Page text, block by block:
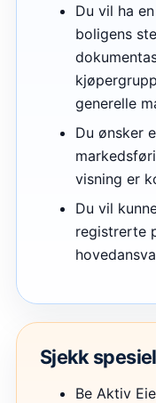
Du vil ha
boligens
generelle
Du ønsker
visning er
Du vil
registrerte
Sjekk
Be Aktiv